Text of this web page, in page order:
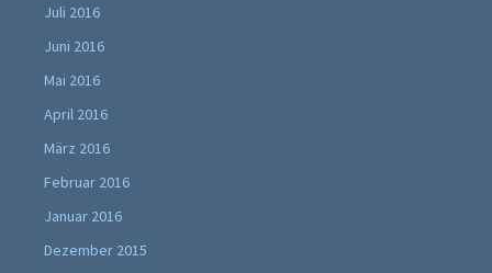
Juli 2016
Juni 2016
Mai 2016
April 2016
März 2016
Februar 2016
Januar 2016
Dezember 2015